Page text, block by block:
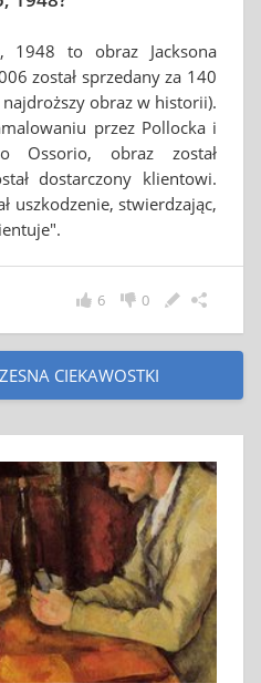
1948 to obraz Jacksona
został sprzedany za 140
obraz w historii).
przez Pollocka i
Ossorio, obraz został
dostarczony klientowi.
uszkodzenie, stwierdzając,
0
6
CIEKAWOSTKI